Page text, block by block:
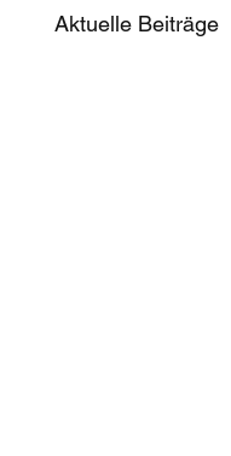
Aktuelle Beiträge